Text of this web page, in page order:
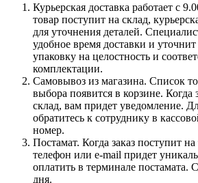
Курьерская доставка работает с
товар поступит на склад,
для уточнения деталей.
удобное время доставки и
упаковку на целостность и
комплектации.
Самовывоз из магазина. Список
выбора появится в корзине. Когда
склад, вам придет уведомление.
обратитесь к сотруднику в
номер.
Постамат. Когда заказ поступит
телефон или e-mail придет
оплатить в терминале
дня.